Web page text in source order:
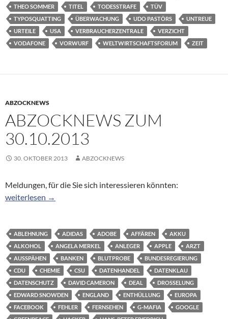
THEO SOMMER
TITEL TODESSTRAFE
TÜV
TYPOSQUATTING
ÜBERWACHUNG UDO PASTÖRS
UNTREUE
URTEILE
USA VERBRAUCHERZENTRALE
VERZICHT
VODAFONE
VORWURF WELTWIRTSCHAFTSFORUM ZEIT
ABZOCKNEWS
ABZOCKNEWS ZUM
30.10.2013
30. OKTOBER 2013 ABZOCKNEWS
Meldungen, für die Sie sich interessieren könnten:
Abzocknews zum 30.10.2013
weiterlesen →
ABLEHNUNG ADIDAS ADOBE AFFÄREN
AKKU
ALKOHOL
ANGELA MERKEL ANLEGER APPLE
ARZT
AUSSPÄHEN
BANKEN BLUTPROBE
BUNDESREGIERUNG
CDU
CHEMIE CSU DATENHANDEL
DATENKLAU
DATENSCHUTZ
DAVID CAMERON DEAL
DROSSELUNG
EDWARD SNOWDEN
ENGLAND ENTHÜLLUNG
EUROPA
FACEBOOK
FEHLER FERNSEHEN G-MAFIA
GOOGLE